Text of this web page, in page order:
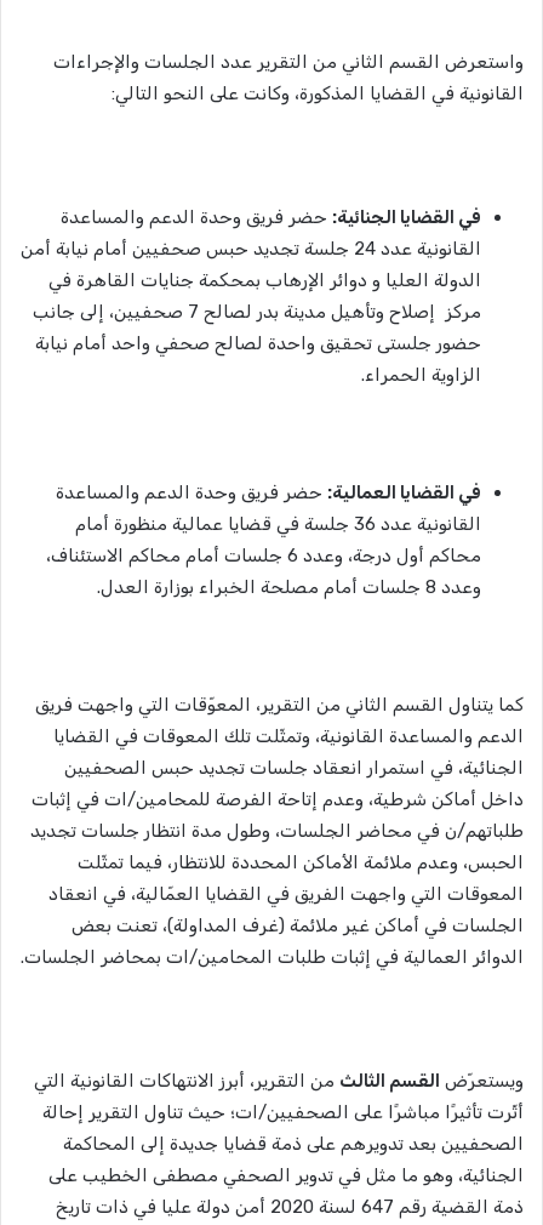
واستعرض القسم الثاني من التقرير عدد الجلسات والإجراءات
القانونية في القضايا المذكورة، وكانت على النحو التالي:
في القضايا الجنائية: حضر فريق وحدة الدعم والمساعدة
القانونية عدد 24 جلسة تجديد حبس صحفيين أمام نيابة أمن
الدولة العليا و دوائر الإرهاب بمحكمة جنايات القاهرة في
مركز إصلاح وتأهيل مدينة بدر لصالح 7 صحفيين، إلى جانب
حضور جلستى تحقيق واحدة لصالح صحفي واحد أمام نيابة
الزاوية الحمراء.
في القضايا العمالية: حضر فريق وحدة الدعم والمساعدة
القانونية عدد 36 جلسة في قضايا عمالية منظورة أمام
محاكم أول درجة، وعدد 6 جلسات أمام محاكم الاستئناف،
وعدد 8 جلسات أمام مصلحة الخبراء بوزارة العدل.
كما يتناول القسم الثاني من التقرير، المعوّقات التي واجهت فريق
الدعم والمساعدة القانونية، وتمثّلت تلك المعوقات في القضايا
الجنائية، في استمرار انعقاد جلسات تجديد حبس الصحفيين
داخل أماكن شرطية، وعدم إتاحة الفرصة للمحامين/ات في إثبات
طلباتهم/ن في محاضر الجلسات، وطول مدة انتظار جلسات تجديد
الحبس، وعدم ملائمة الأماكن المحددة للانتظار، فيما تمثّلت
المعوقات التي واجهت الفريق في القضايا العمّالية، في انعقاد
الجلسات في أماكن غير ملائمة (غرف المداولة)، تعنت بعض
الدوائر العمالية في إثبات طلبات المحامين/ات بمحاضر الجلسات.
ويستعرّض القسم الثالث من التقرير، أبرز الانتهاكات القانونية التي
أثّرت تأثيرًا مباشرًا على الصحفيين/ات؛ حيث تناول التقرير إحالة
الصحفيين بعد تدويرهم على ذمة قضايا جديدة إلى المحاكمة
الجنائية، وهو ما مثل في تدوير الصحفي مصطفى الخطيب على
ذمة القضية رقم 647 لسنة 2020 أمن دولة عليا في ذات تاريخ